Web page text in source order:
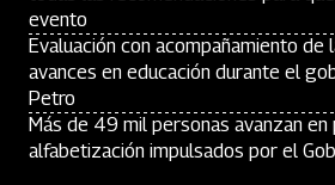
evento
Evaluación con acompañamiento de
avances en educación durante el
Petro
Más de 49 mil personas avanzan en
alfabetización impulsados por el